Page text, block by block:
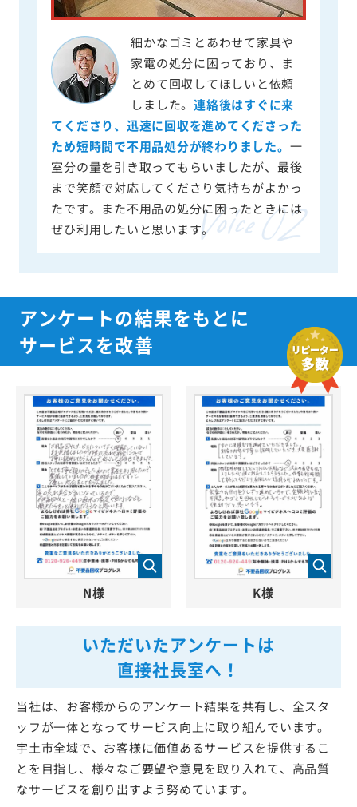
細かなゴミとあわせて家具や
家電の処分に困っており、ま
とめて回収してほしいと依頼
しました。連絡後はすぐに来
てくださり、迅速に回収を進めてくださった
ため短時間で不用品処分が終わりました。 一
室分の量を引き取ってもらいましたが、最後
まで笑顔で対応してくださり気持ちがよかっ
たです。また不用品の処分に困ったときには
ぜひ利用したいと思います。
アンケートの結果をもとに
サービスを改善
いただいたアンケートは
直接社長室へ！
当社は、お客様からのアンケート結果を共有し、全スタ
ッフが一体となってサービス向上に取り組んでいます。
宇土市全域で、お客様に価値あるサービスを提供するこ
とを目指し、様々なご要望や意見を取り入れて、高品質
なサービスを創り出すよう努めています。
N様 K様